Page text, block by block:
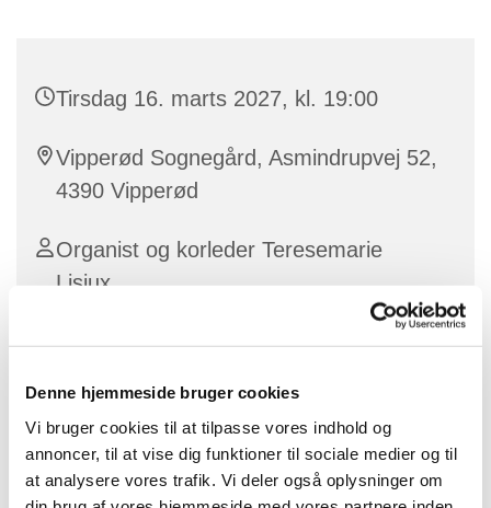
Denne hjemmeside bruger cookies
Vi bruger cookies til at tilpasse vores indhold og
annoncer, til at vise dig funktioner til sociale medier og til
at analysere vores trafik. Vi deler også oplysninger om
Tirsdag 16. marts 2027, kl. 19:00
Vipperød Sognegård, Asmindrupvej 52,
4390 Vipperød
Organist og korleder Teresemarie
Lisiux
Vipperød Kammerkor er et nyligt oprettet kor (SATB),
som synger både a cappella-værker og værker for kor
og orkester. Vi har i december 2025 opført Händels
Messias og i 2026 bliver det store projekt at synge
Mozarts Requiem. Det er gratis at synge i koret, som